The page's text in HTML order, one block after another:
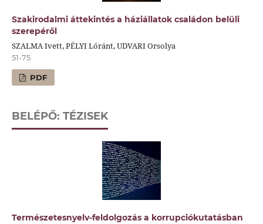
Szakirodalmi áttekintés a háziállatok családon belüli
szerepéről
SZALMA Ivett, PÉLYI Lóránt, UDVARI Orsolya
51-75
PDF
BELÉPŐ: TÉZISEK
Természetesnyelv-feldolgozás a korrupciókutatásban